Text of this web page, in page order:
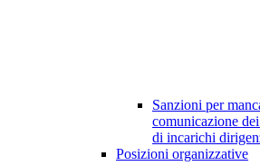
Sanzioni per
comunicazione
di incarichi
Posizioni organizzative